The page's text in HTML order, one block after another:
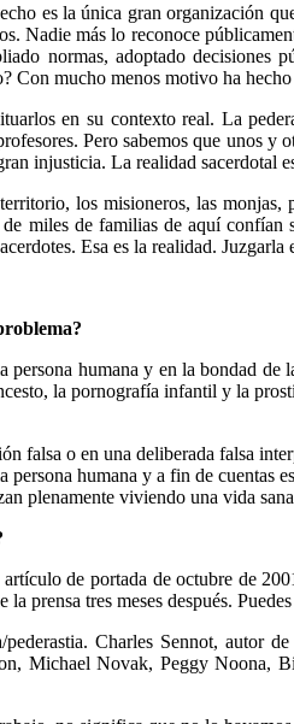
es la única gran organización
Nadie más lo reconoce
normas, adoptado
Con mucho menos motivo ha
en su contexto real. La
Pero sabemos que unos
injusticia. La realidad sacerdotal
los misioneros, las monjas,
miles de familias de aquí
Esa es la realidad.
humana y en la bondad
la pornografía infantil y la
falsa o en una deliberada falsa
humana y a fin de cuentas
plenamente viviendo una vida
de portada de octubre de
prensa tres meses después.
Charles Sennot,
Michael Novak, Peggy